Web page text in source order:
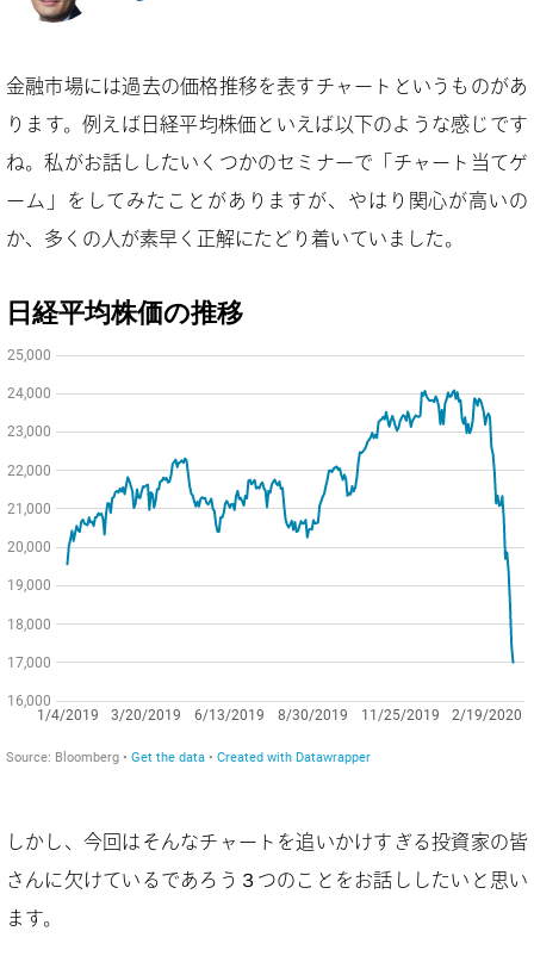
金融市場には過去の価格推移を表すチャートというものがあ
ります。例えば日経平均株価といえば以下のような感じです
ね。私がお話ししたいくつかのセミナーで「チャート当てゲ
ーム」をしてみたことがありますが、やはり関心が高いの
か、多くの人が素早く正解にたどり着いていました。
しかし、今回はそんなチャートを追いかけすぎる投資家の皆
さんに欠けているであろう３つのことをお話ししたいと思い
ます。